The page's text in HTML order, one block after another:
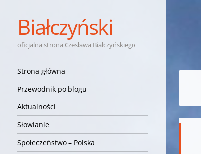
Białczyński
oficjalna strona Czesława Białczyńskiego
Nawigacja
Przejdź do treści
Strona główna
Przewodnik po blogu
Aktualności
Słowianie
Społeczeństwo – Polska